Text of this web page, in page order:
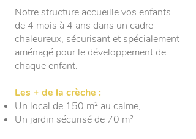
Notre structure accueille vos enfants
de 4 mois à 4 ans dans un cadre
chaleureux, sécurisant et spécialement
aménagé pour le développement de
chaque enfant.
Les + de la crèche :
Un local de 150 m² au calme,
Un jardin sécurisé de 70 m²